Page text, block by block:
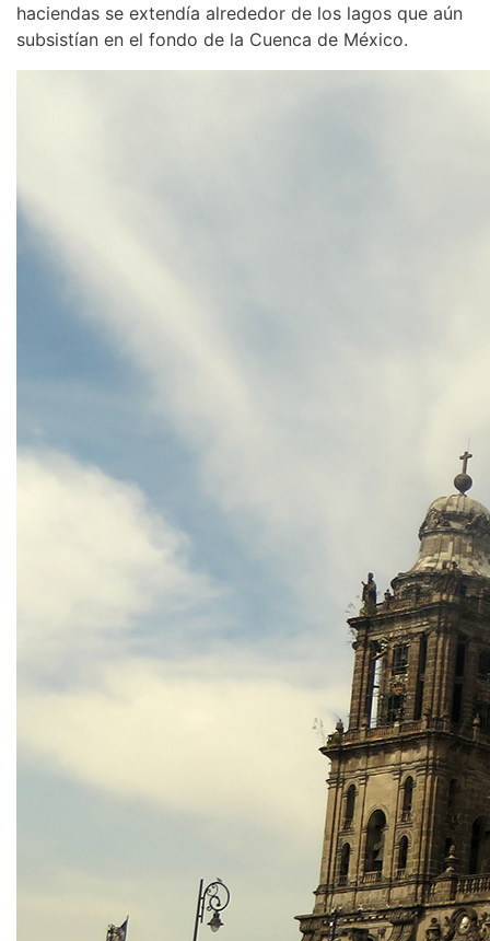
haciendas se extendía alrededor de los lagos que aún
subsistían en el fondo de la Cuenca de México.